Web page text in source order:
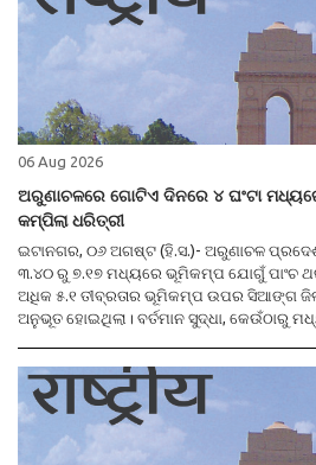
06 Aug 2026
ଅରୁଣାଚଳରେ ଗୋଟିଏ ଦିନରେ ୪ ଘଂଟା
କମ୍ପିଲା ଧରିତ୍ରୀ
ଇଟାନଗର, ୦୬ ଅଗଷ୍ଟ (ହି.ସ.)- ଅରୁଣାଚଳ ପ୍ରଦେଶରେ ଗୁରୁବାର ସକାଳ ପ୍ରାୟ
୩.୪୦ ରୁ ୭.୧୭ ମଧ୍ୟରେ ଭୂମିକମ୍ପ ଯୋଗୁଁ ପାଂଚ
ଅଧିକ ୫.୧ ତୀବ୍ରତାର ଭୂମିକମ୍ପ ଉପର ସିଆଙ୍ଗ
ଅନୁଭୂତ ହୋଇଥିଲା। ବର୍ତମାନ ସୁଦ୍ଧା, କେଉଁଠାରୁ